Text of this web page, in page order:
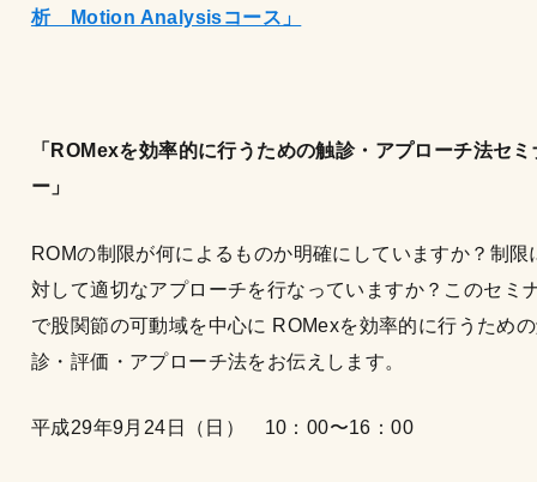
析 Motion Analysisコース」
「ROMexを効率的に行うための触診・アプローチ法セミ
ー」
ROMの制限が何によるものか明確にしていますか？制限
対して適切なアプローチを行なっていますか？このセミ
で股関節の可動域を中心に ROMexを効率的に行うため
診・評価・アプローチ法をお伝えします。
平成29年9月24日（日） 10：00〜16：00